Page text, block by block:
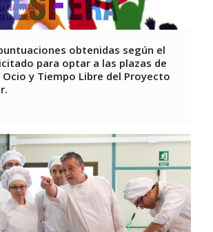
obtenidas según el
para optar a las plazas de
y Tiempo Libre del Proyecto